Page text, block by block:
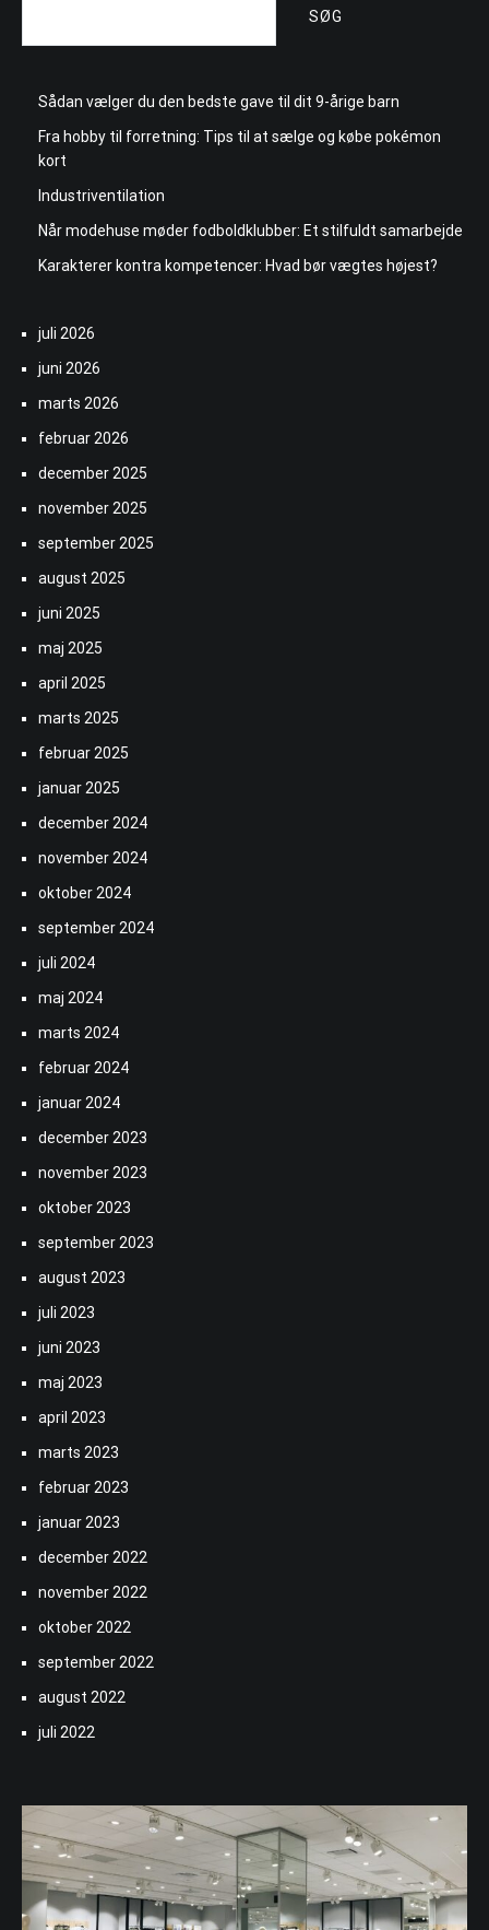
SØG
Sådan vælger du den bedste gave til dit 9-årige barn
Fra hobby til forretning: Tips til at sælge og købe pokémon
kort
Industriventilation
Når modehuse møder fodboldklubber: Et stilfuldt samarbejde
Karakterer kontra kompetencer: Hvad bør vægtes højest?
juli 2026
juni 2026
marts 2026
februar 2026
december 2025
november 2025
september 2025
august 2025
juni 2025
maj 2025
april 2025
marts 2025
februar 2025
januar 2025
december 2024
november 2024
oktober 2024
september 2024
juli 2024
maj 2024
marts 2024
februar 2024
januar 2024
december 2023
november 2023
oktober 2023
september 2023
august 2023
juli 2023
juni 2023
maj 2023
april 2023
marts 2023
februar 2023
januar 2023
december 2022
november 2022
oktober 2022
september 2022
august 2022
juli 2022